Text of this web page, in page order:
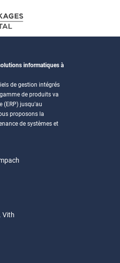
informatiques à
de gestion intégrés
de produits va
(ERP) jusqu'au
proposons la
de systèmes et
Vith